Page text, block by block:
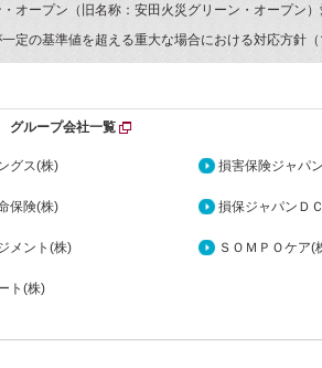
オープン（旧名称：安田火災グリーン・オープン
定の基準値を超える重大な場合における対応方針
グループ会社一覧
グス(株) 損害保険ジャパ
保険(株) 損保ジャパンＤ
メント(株) ＳＯＭＰＯケア(
ト(株)